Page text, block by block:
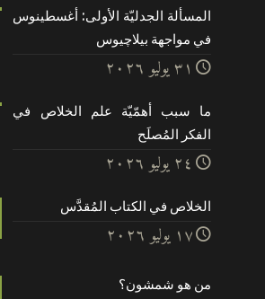
المسألة الجدليّة الأولى: أغسطينوس
في مواجهة بيلاچيوس
۳۱ يوليو ۲۰۲٦
ما سبب أهمّيّة علم الخلاص في
الفكر المُصلَح
۲٤ يوليو ۲۰۲٦
الخلاص في الكتاب المُقدَّس
۱۷ يوليو ۲۰۲٦
من هو شمشون؟